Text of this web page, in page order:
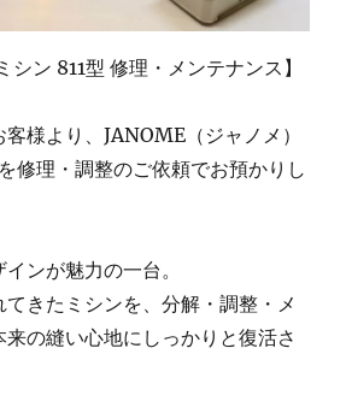
北
州
市
の
専
門
「ミ
シン 811型 修理・メンテナンス】
様より、JANOME（ジャノメ）
修理・調整のご依頼でお預かりし
ンが魅力の一台。
きたミシンを、分解・調整・メ
来の縫い心地にしっかりと復活さ